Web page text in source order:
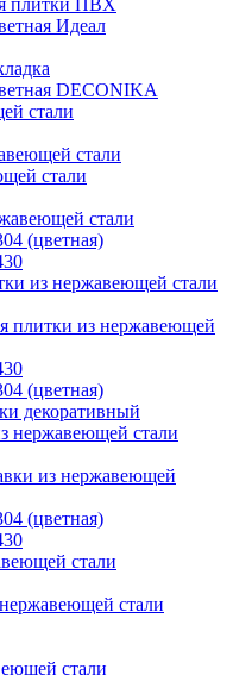
плитки ПВХ
Идеал
DECONIKA
стали
стали
стали
стали
(цветная)
из нержавеющей стали
плитки из нержавеющей
(цветная)
декоративный
нержавеющей стали
из нержавеющей
(цветная)
стали
стали
стали